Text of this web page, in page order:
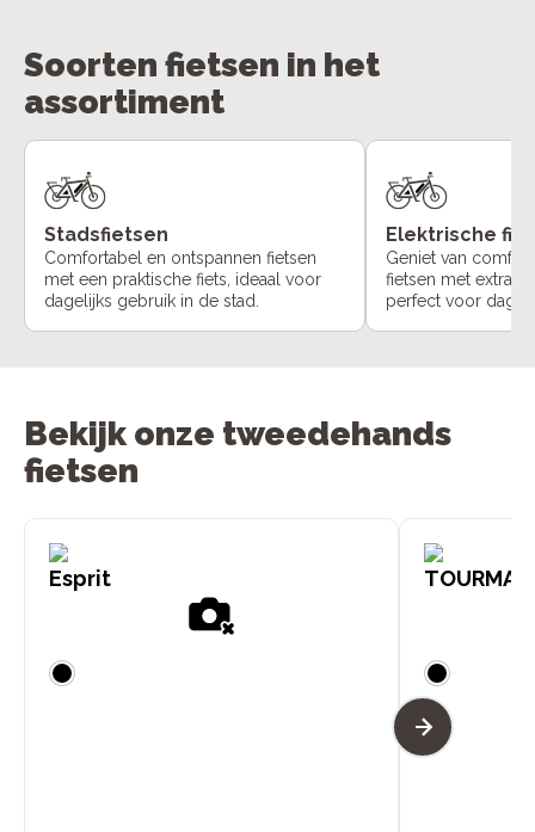
Soorten fietsen in het
assortiment
Stadsfietsen
Comfortabel en ontspannen fietsen
met een praktische fiets, ideaal voor
dagelijks gebruik in de stad.
Elektrische
Geniet van
fietsen met extra
perfect voor
Bekijk onze tweedehands
fietsen
Esprit